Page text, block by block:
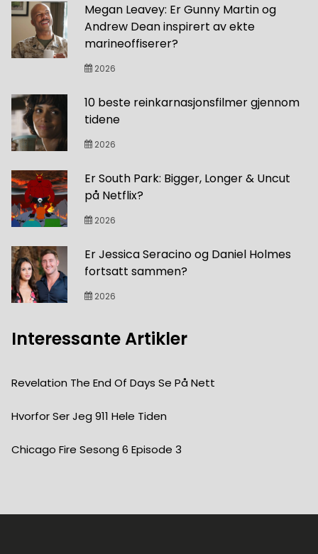
Megan Leavey: Er Gunny Martin og
Andrew Dean inspirert av ekte
marineoffiserer?
2026
10 beste reinkarnasjonsfilmer gjennom
tidene
2026
Er South Park: Bigger, Longer & Uncut
på Netflix?
2026
Er Jessica Seracino og Daniel Holmes
fortsatt sammen?
2026
Interessante Artikler
Revelation The End Of Days Se På Nett
Hvorfor Ser Jeg 911 Hele Tiden
Chicago Fire Sesong 6 Episode 3